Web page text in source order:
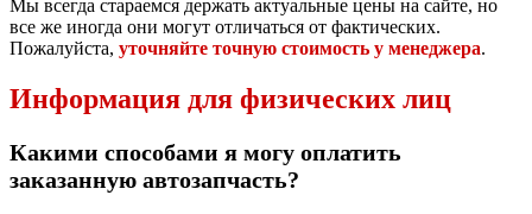
Мы всегда стараемся держать актуальные цены на сайте, но
все же иногда они могут отличаться от фактических.
Пожалуйста, уточняйте точную стоимость у менеджера.
Информация для физических лиц
Какими способами я могу оплатить
заказанную автозапчасть?